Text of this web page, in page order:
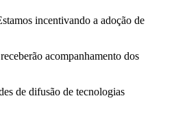
incentivando a adoção de
acompanhamento dos
de difusão de tecnologias